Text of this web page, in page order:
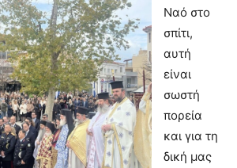
Ναό στο
σπίτι,
αυτή
είναι
σωστή
πορεία
και για τη
δική μας